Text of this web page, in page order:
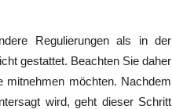
Regulierungen als in der
gestattet. Beachten Sie daher
mitnehmen möchten. Nachdem
wird, geht dieser Schritt